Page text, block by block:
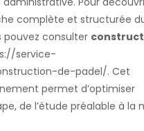
complète et structurée
pouvez consulter
service-
de-padel/. Cet
permet d’optimiser
de l’étude préalable à la